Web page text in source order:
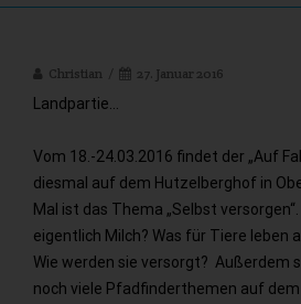
Christian 27. Januar 2016
Landpartie…
Vom 18.-24.03.2016 findet der „Auf
diesmal auf dem Hutzelberghof in
Mal ist das Thema „Selbst
eigentlich Milch? Was für Tiere leben
Wie werden sie versorgt? Außerdem
noch viele Pfadfinderthemen auf dem